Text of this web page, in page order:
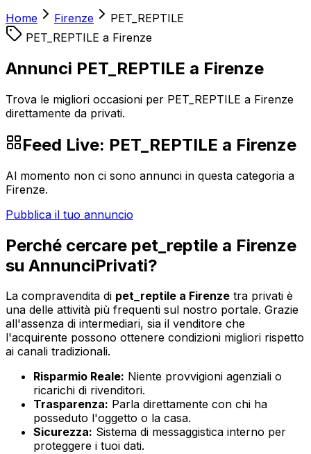
Home Firenze
PET_REPTILE
PET_REPTILE a Firenze
Annunci PET_REPTILE a Firenze
Trova le migliori occasioni per PET_REPTILE a Firenze
direttamente da privati.
Feed Live: PET_REPTILE a Firenze
Al momento non ci sono annunci in questa categoria a
Firenze.
Pubblica il tuo annuncio
Perché cercare pet_reptile a Firenze
su AnnunciPrivati?
La compravendita di pet_reptile a Firenze tra privati è
una delle attività più frequenti sul nostro portale. Grazie
all'assenza di intermediari, sia il venditore che
l'acquirente possono ottenere condizioni migliori rispetto
ai canali tradizionali.
Risparmio Reale: Niente provvigioni agenziali o
ricarichi di rivenditori.
Trasparenza: Parla direttamente con chi ha
posseduto l'oggetto o la casa.
Sicurezza: Sistema di messaggistica interno per
proteggere i tuoi dati.